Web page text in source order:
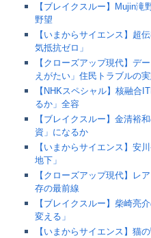
【ブレイクスルー】Mujin
野望
【いまからサイエンス】超
気抵抗ゼロ」
【クローズアップ現代】デ
えがたい」住民トラブルの
【NHKスペシャル】核融合
るか」全容
【ブレイクスルー】金清裕
資」になるか
【いまからサイエンス】安
地下」
【クローズアップ現代】レ
存の最前線
【ブレイクスルー】柴崎亮
変える」
【いまからサイエンス】猫